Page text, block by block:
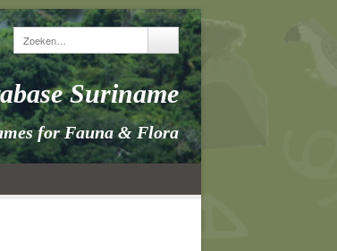
Suriname
for Fauna & Flora